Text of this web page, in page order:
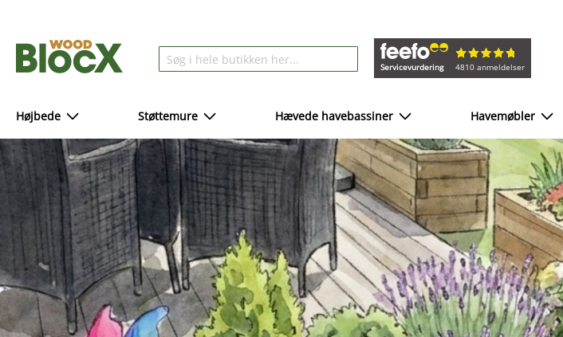
Servicevurdering 4810 anmeldelser
Højbede Støttemure Hævede havebassiner Havemøbler